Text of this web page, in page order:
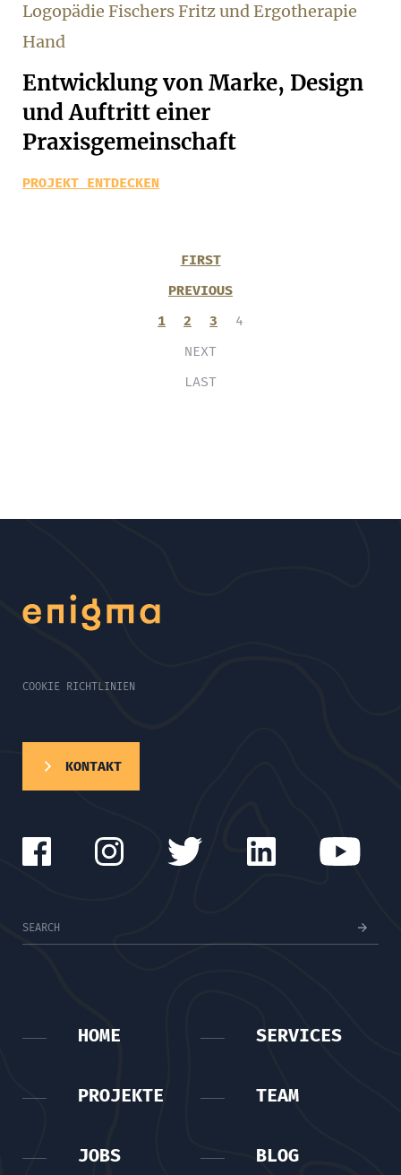
Logopädie Fischers Fritz und Ergotherapie
Hand
Entwicklung von Marke, Design
und Auftritt einer
Praxisgemeinschaft
PROJEKT ENTDECKEN
FIRST
PREVIOUS
1
2 3
4
NEXT
LAST
COOKIE RICHTLINIEN
KONTAKT
HOME SERVICES
PROJEKTE TEAM
JOBS BLOG